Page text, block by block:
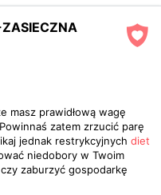
masz prawidłową wagę
zatem zrzucić parę
jednak restrykcyjnych diet
niedobory w Twoim
czy zaburzyć gospodarkę